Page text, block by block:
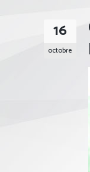
16
octobre